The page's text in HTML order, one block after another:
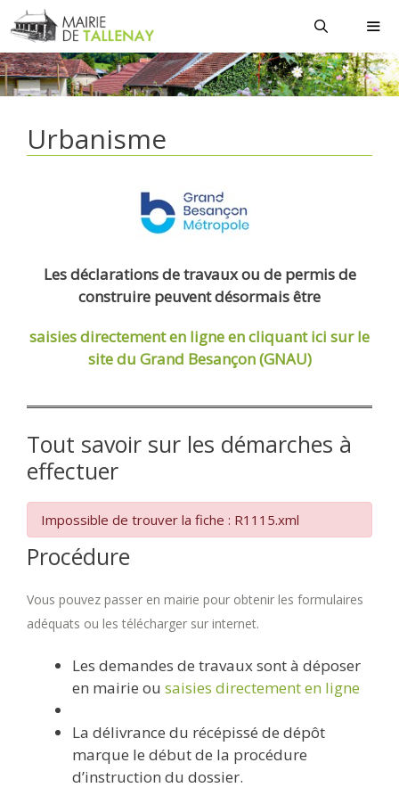
Aller
au
contenu
Urbanisme
Les déclarations de travaux ou de permis de
construire peuvent désormais être
saisies directement en ligneen cliquant ici sur le
site du Grand Besançon (GNAU)
Tout savoir sur les démarches à
effectuer
Impossible de trouver la fiche : R1115.xml
Procédure
Vous pouvez passer en mairie pour obtenir les formulaires
adéquats ou les télécharger sur internet.
Les demandes de travaux sont à déposer
en mairie ou saisies directement en ligne
La délivrance du récépissé de dépôt
marque le début de la procédure
d’instruction du dossier.